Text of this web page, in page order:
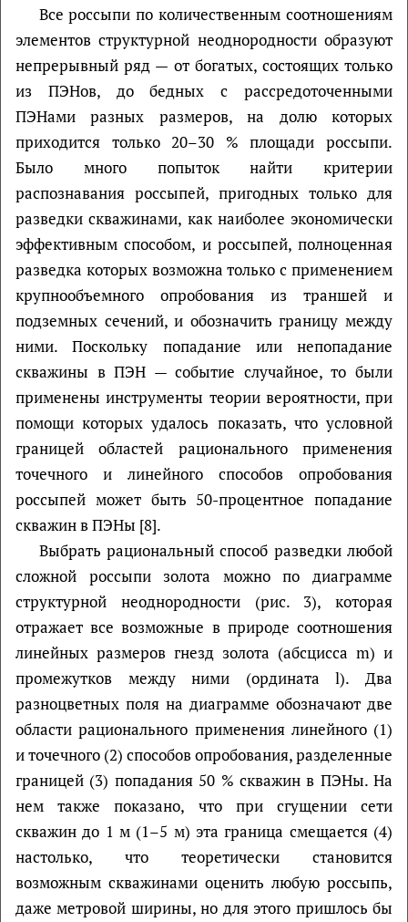
Все россыпи по количественным соотношениям
элементов структурной неоднородности образуют
непрерывный ряд — от богатых, состоящих только
из ПЭНов, до бедных с рассредоточенными
ПЭНами разных размеров, на долю которых
приходится только 20–30 % площади россыпи.
Было много попыток найти критерии
распознавания россыпей, пригодных только для
разведки скважинами, как наиболее экономически
эффективным способом, и россыпей, полноценная
разведка которых возможна только с применением
крупнообъемного опробования из траншей и
подземных сечений, и обозначить границу между
ними. Поскольку попадание или непопадание
скважины в ПЭН — событие случайное, то были
применены инструменты теории вероятности, при
помощи которых удалось показать, что условной
границей областей рационального применения
точечного и линейного способов опробования
россыпей может быть 50-процентное попадание
скважин в ПЭНы [8].
Выбрать рациональный способ разведки любой
сложной россыпи золота можно по диаграмме
структурной неоднородности (рис. 3), которая
отражает все возможные в природе соотношения
линейных размеров гнезд золота (абсцисса m) и
промежутков между ними (ордината l). Два
разноцветных поля на диаграмме обозначают две
области рационального применения линейного (1)
и точечного (2) способов опробования, разделенные
границей (3) попадания 50 % скважин в ПЭНы. На
нем также показано, что при сгущении сети
скважин до 1 м (1–5 м) эта граница смещается (4)
настолько, что теоретически становится
возможным скважинами оценить любую россыпь,
даже метровой ширины, но для этого пришлось бы